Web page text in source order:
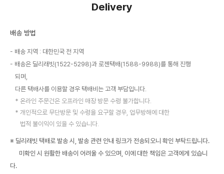
Delivery
배송 방법
배송 지역 : 대한민국 전 지역
배송은 딜리래빗(1522-5298)과 로젠택배(1588-9988)를 통해 진행
되며,
다른 택배사를 이용할 경우 택배비는 고객 부담입니다.
온라인 주문건은 오프라인 매장 방문 수령 불가합니다.
개인적으로 무단방문 및 수령을 요구할 경우, 업무방해에 대한
법적 불이익이 있을 수 있습니다.
※ 딜리래빗 택배로 발송 시, 발송 관련 안내 링크가 전송되오니 확인 부탁드립니다.
미확인 시 원활한 배송이 어려울 수 있으며, 이에 대한 책임은 고객에게 있습니
다.